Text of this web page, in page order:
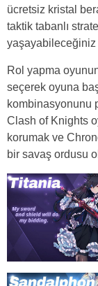
ücretsiz kristal
taktik tabanlı
yaşayabileceğiniz
Rol yapma
seçerek oyuna
kombinasyonunu
Clash of Knights
korumak ve
bir savaş ordusu